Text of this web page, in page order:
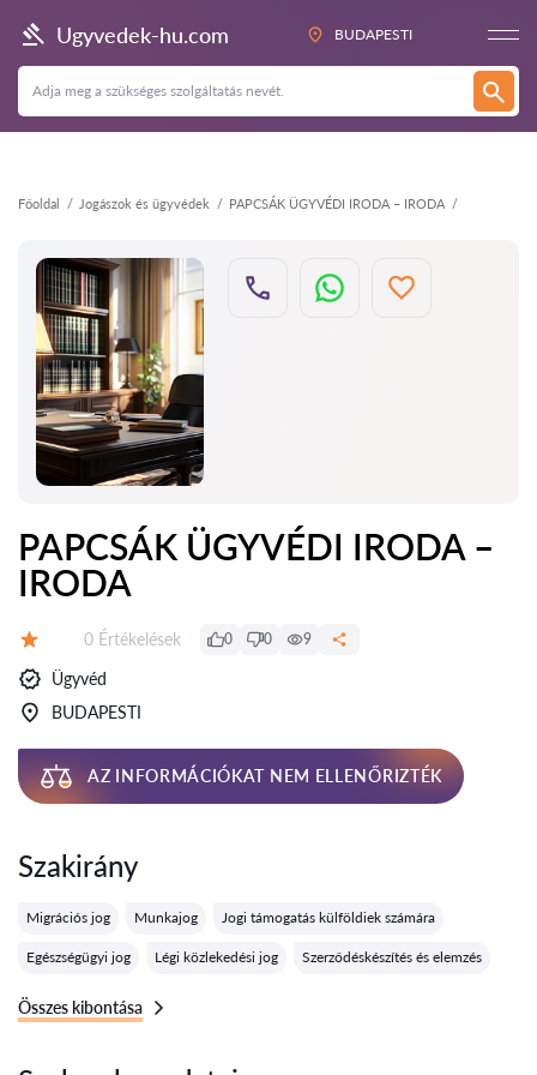
Ugyvedek-hu.com BUDAPESTI
Főoldal Jogászok és ügyvédek PAPCSÁK ÜGYVÉDI IRODA – IRODA
Vissza
PAPCSÁK ÜGYVÉDI IRODA –
IRODA
Értékelések:
0 Értékelések 0 0 9
Ügyvéd
BUDAPESTI
AZ INFORMÁCIÓKAT NEM ELLENŐRIZTÉK
Szakirány
Migrációs jog Munkajog Jogi támogatás külföldiek számára
Egészségügyi jog Légi közlekedési jog Szerződéskészítés és elemzés
Összes kibontása